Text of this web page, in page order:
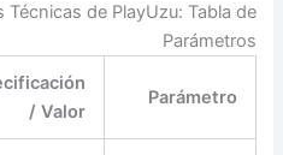
Técnicas de PlayUzu: Tabla de
Parámetros
Parámetro
/ Valor